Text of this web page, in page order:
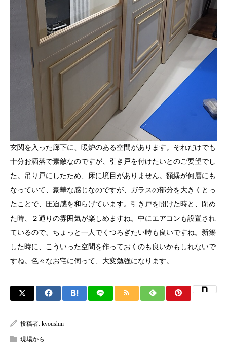
玄関を入った廊下に、暖炉のある空間があります。それだけでも
十分お洒落で素敵なのですが、引き戸を付けたいとのご要望でし
た。吊り戸にしたため、床に境目がありません。額縁が何層にも
なっていて、豪華な感じなのですが、ガラスの部分を大きくとっ
たことで、圧迫感を和らげています。引き戸を開けた時と、閉め
た時、２通りの雰囲気が楽しめますね。中にエアコンも設置され
ているので、ちょっと一人でくつろぎたい時も良いですね。新築
した時に、こういった空間を作っておくのも良いかもしれないで
すね。色々なお宅に伺って、大変勉強になります。
投稿者: kyoushin
現場から